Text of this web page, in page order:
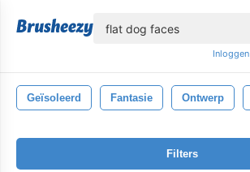
Inloggen
Geïsoleerd Fantasie Ontwerp
Filters